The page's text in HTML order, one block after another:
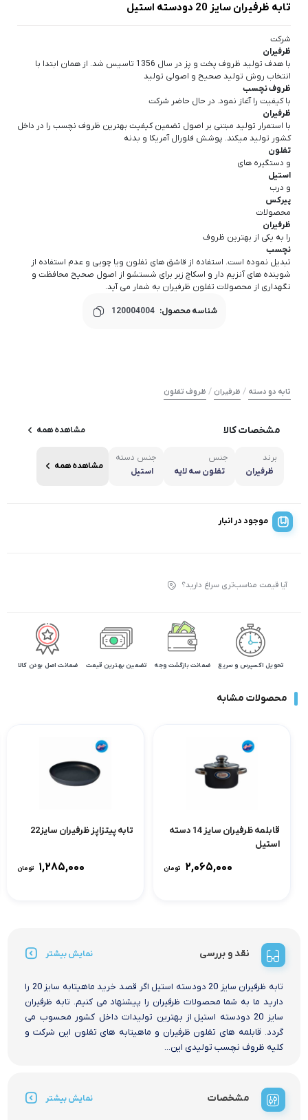
تابه ظرفیران سایز 20 دودسته استیل
شرکت
ظرفیران
با هدف تولید ظروف پخت و پز در سال 1356 تاسیس شد. از همان ابتدا با
انتخاب روش تولید صحیح و اصولی تولید
ظروف نچسب
با کیفیت را آغاز نمود. در حال حاضر شرکت
ظرفیران
با استمرار تولید مبتنی بر اصول تضمین کیفیت بهترین ظروف نچسب را در داخل
کشور تولید میکند. پوشش فلورال آمریکا و بدنه
تفلون
و دستگیره های
استیل
و درب
پیرکس
محصولات
ظرفیران
را به یکی از بهترین ظروف
نچسب
تبدیل نموده است. استفاده از قاشق های تفلون ویا چوبی و عدم استفاده از
شوینده های آنزیم دار و اسکاچ زبر برای شستشو از اصول صحیح محافظت و
نگهداری از محصولات تفلون ظرفیران به شمار می آید.
شناسه محصول: 120004004
تابه دو دسته / ظرفیران / ظروف تفلون
مشخصات کالا مشاهده همه
برند
ظرفیران
جنس
تفلون سه لایه
جنس دسته
استیل
مشاهده همه
موجود در انبار
آیا قیمت مناسب‌تری سراغ دارید؟
تحویل اکسپرس و سریع ضمانت بازگشت وجه تضمین بهترین قیمت ضمانت اصل بودن کالا
محصولات مشابه
قابلمه ظرفیران سایز 14 دسته
استیل
۲,۰۶۵,۰۰۰ تومان
تابه پیتزاپز ظرفیران سایز22
۱,۲۸۵,۰۰۰ تومان
نقد و بررسی نمایش بیشتر
تابه ظرفیران سایز 20 دودسته استیل اگر قصد خرید ماهیتابه سایز 20 را
دارید ما به شما محصولات ظرفیران را پیشنهاد می کنیم. تابه ظرفیران
سایز 20 دودسته استیل از بهترین تولیدات داخل کشور محسوب می
گردد. قابلمه های تفلون ظرفیران و ماهیتابه های تفلون این شرکت و
کلیه ظروف نچسب تولیدی این...
مشخصات نمایش بیشتر